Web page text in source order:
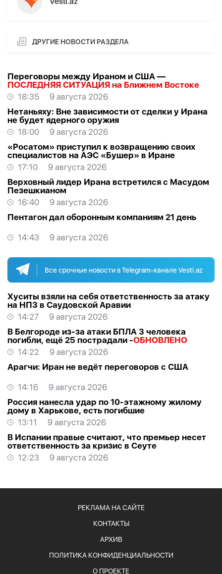
ДРУГИЕ НОВОСТИ РАЗДЕЛА
Переговоры между Ираном и США —
ПОСЛЕДНЯЯ СИТУАЦИЯ на Ближнем Востоке
18:35
9 августа 2026
Нетаньяху: Вне зависимости от сделки у Ирана
не будет ядерного оружия
18:00
9 августа 2026
«Росатом» приступил к возвращению своих
специалистов на АЭС «Бушер» в Иране
17:10
9 августа 2026
Верховный лидер Ирана встретился с Масудом
Пезешкианом
16:40
9 августа 2026
Пентагон дал оборонным компаниям 21 день
14:43 9 августа 2026
Все срочные новости в Telegram-канале Vesti.az
Хуситы взяли на себя ответственность за атаку
на НПЗ в Саудовской Аравии
14:27
9 августа 2026
В Белгороде из-за атаки БПЛА 3 человека
погибли, ещё 25 пострадали -ОБНОВЛЕНО
14:22
9 августа 2026
Арагчи: Иран не ведёт переговоров с США
14:16
9 августа 2026
Россия нанесла удар по 10-этажному жилому
дому в Харькове, есть погибшие
13:11
9 августа 2026
В Испании правые считают, что премьер несет
ответственность за кризис в Сеуте
12:23
9 августа 2026
РЕКЛАМА НА САЙТЕ
КОНТАКТЫ
АРХИВ
ПОЛИТИКА КОНФИДЕНЦИАЛЬНОСТИ
О ПРОЕКТЕ